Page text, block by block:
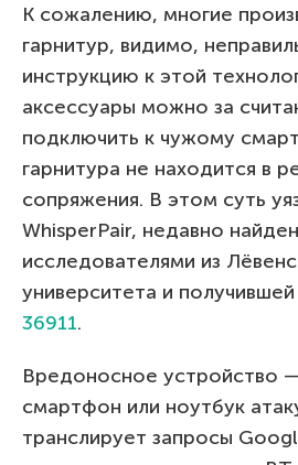
К сожалению, многие
гарнитур, видимо,
инструкцию к этой
аксессуары можно за
подключить к чужому
гарнитура не находится в
сопряжения. В этом суть
WhisperPair, недавно
исследователями из
университета и
36911.
Вредоносное устройство
смартфон или ноутбук
транслирует запросы